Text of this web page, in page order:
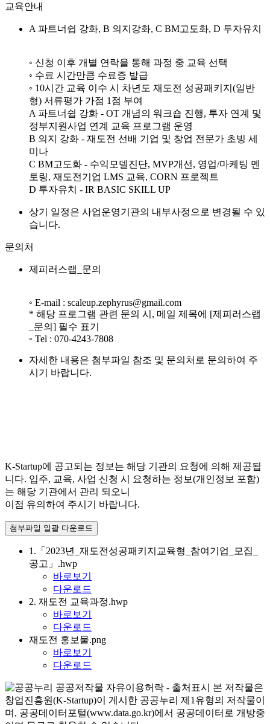
교육안내
A 파트너쉽 강화, B 의지강화, C BM고도화, D 투자유치
◦ 신청 이후 개별 연락을 통해 과정 중 교육 선택
◦ 수료 시간만큼 수료증 발급
◦ 10시간 교육 이수 시 차년도 재도전 성공패키지(일반
형) 서류평가 가점 1점 부여
A 파트너쉽 강화 - OT 개념의 워크숍 진행, 투자 연계 및
정부지원사업 연계 교육 프로그램 운영
B 의지 강화 - 재도전 선배 기업 및 창업 전문가 초빙 세
미나
C BM고도화 - 수익모델진단, MVP개선, 영업/마케팅 멘
토링, 재도전기업 LMS 교육, CORN 프로젝트
D 투자유치 - IR BASIC SKILL UP
상기 일정은 사업운영기관의 내부사정으로 변경될 수 있
습니다.
문의처
제피러스랩_문의
◦ E-mail : scaleup.zephyrus@gmail.com
* 해당 프로그램 관련 문의 시, 메일 제목에 [제피러스랩
_문의] 필수 표기
◦ Tel : 070-4243-7808
자세한 내용은 첨부파일 참조 및 문의처로 문의하여 주
시기 바랍니다.
K-Startup에 공고되는 정보는 해당 기관의 요청에 의해 제공됩
니다. 입주, 교육, 사업 신청 시 요청하는 정보(개인정보 포함)
는 해당 기관에서 관리 되오니
이점 유의하여 주시기 바랍니다.
첨부파일 일괄 다운로드
1.「2023년_재도전성공패키지교육형_참여기업_모집_
공고」.hwp
바로보기
다운로드
2. 재도전 교육과정.hwp
바로보기
다운로드
재도전 홍보물.png
바로보기
다운로드
본 저작물은
창업진흥원(K-Startup)이 게시한 공공누리 제1유형의 저작물이
며, 공공데이터포털(www.data.go.kr)에서 공공데이터로 개방중